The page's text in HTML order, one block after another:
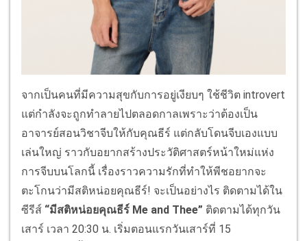
จากเป็นคนที่มีความสุขกับการอยู่เงียบๆ ใช้ชีวิต introvert
แต่กำลังจะถูกทำลายไปตลอดกาลเพราะว่าต้องเป็น
อาจารย์สอนวิชาจีบให้กับคุณธีร์ แต่กลับโดนจีบเองแบบ
เล่นใหญ่ ราวกับอยากสร้างประวัติศาสตร์หน้าใหม่แห่ง
การจีบบนโลกนี้ เรื่องราวความรักที่ทำให้พีชอยากจะ
ตะโกนว่ามีสติหน่อยคุณธีร์! จะเป็นอย่างไร ติดตามได้ใน
ซีรีส์ “มีสติหน่อยคุณธีร์ Me and Thee” ติดตามได้ทุกวัน
เสาร์ เวลา 20:30 น. เริ่มตอนแรกวันเสาร์ที่ 15